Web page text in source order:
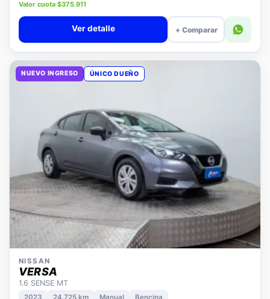
$17.380.000
−20%
Valor cuota $375.911
+ Comparar
NUEVO INGRESO
NISSAN
VERSA
1.6 SENSE MT